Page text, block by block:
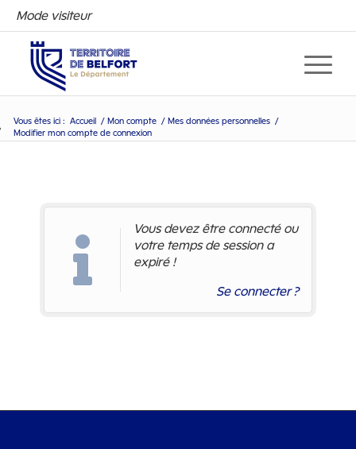
Mode visiteur
Vous êtes ici : Accueil / Mon compte / Mes données personnelles /
Modifier mon compte de connexion
Vous devez être connecté ou
votre temps de session a
expiré !
Se connecter ?